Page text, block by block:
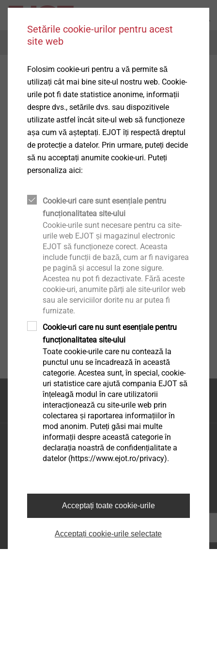
Menu
Partea superioara a
EJOT Romania
Șos. Comercială nr. 21 A, DN 65 B,
Com.Bradu, Sat Geamăna,
infoRO@ejot.com
Facebook
Setările cookie-urilor pentru acest
site web
Folosim cookie-uri pentru a vă permite să
utilizați cât mai bine site-ul nostru web. Cookie-
urile pot fi date statistice anonime, informații
despre dvs., setările dvs. sau dispozitivele
utilizate astfel încât site-ul web să funcționeze
așa cum vă așteptați. EJOT îți respectă dreptul
de protecție a datelor. Prin urmare, puteți decide
să nu acceptați anumite cookie-uri. Puteți
personaliza aici:
Cookie-uri care sunt esențiale pentru
funcționalitatea site-ului
Cookie-urile sunt necesare pentru ca site-
urile web EJOT și magazinul electronic
EJOT să funcționeze corect. Aceasta
include funcții de bază, cum ar fi navigarea
pe pagină și accesul la zone sigure.
Acestea nu pot fi dezactivate. Fără aceste
cookie-uri, anumite părți ale site-urilor web
sau ale serviciilor dorite nu ar putea fi
furnizate.
Cookie-uri care nu sunt esențiale pentru
funcționalitatea site-ului
Toate cookie-urile care nu contează la
punctul unu se încadrează în această
categorie. Acestea sunt, în special, cookie-
uri statistice care ajută compania EJOT să
înțeleagă modul în care utilizatorii
interacționează cu site-urile web prin
colectarea și raportarea informațiilor în
mod anonim. Puteți găsi mai multe
informații despre această categorie în
declarația noastră de confidențialitate a
datelor (https://www.ejot.ro/privacy).
Acceptați toate cookie-urile
Acceptați cookie-urile selectate